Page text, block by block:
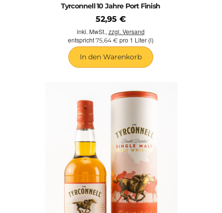
Tyrconnell 10 Jahre Port Finish
52,95 €
inkl. MwSt., zzgl. Versand
entspricht 75,64 € pro 1 Liter (l)
In den Warenkorb